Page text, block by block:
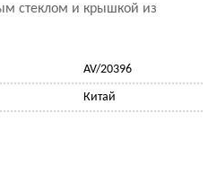
стеклом и крышкой из
AV/20396
Китай